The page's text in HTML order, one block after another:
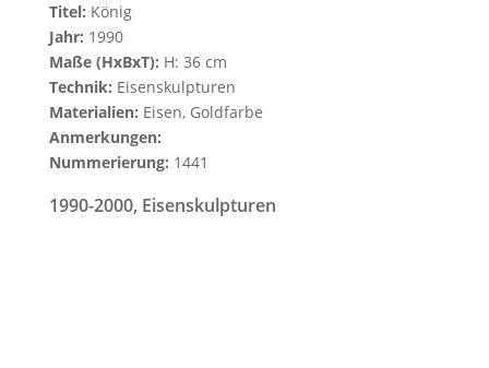
Titel: König
Jahr: 1990
Maße (HxBxT): H: 36 cm
Technik: Eisenskulpturen
Materialien: Eisen, Goldfarbe
Anmerkungen:
Nummerierung: 1441
1990-2000, Eisenskulpturen